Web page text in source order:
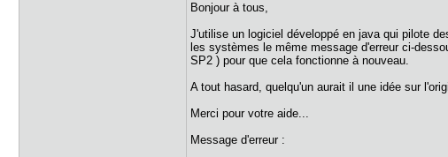
Bonjour à tous,
J'utilise un logiciel développé en java qui pilote
les systèmes le même message d'erreur ci-
SP2 ) pour que cela fonctionne à nouveau.
A tout hasard, quelqu'un aurait il une idée sur
Merci pour votre aide...
Message d'erreur :